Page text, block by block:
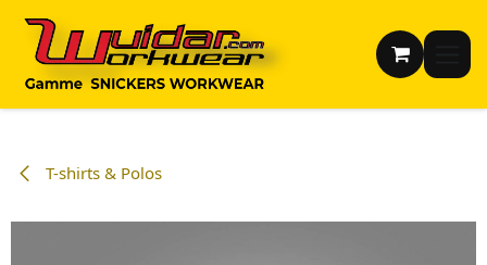
T-shirts & Polos